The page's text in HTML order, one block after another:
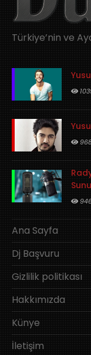
Türkiye’nin ve
Ana Sayfa
Dj Başvuru
Gizlilik politikası
Hakkımızda
Künye
İletişim